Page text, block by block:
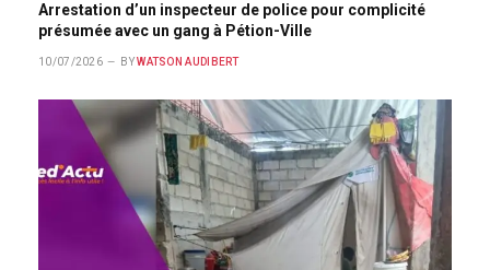
Arrestation d’un inspecteur de police pour complicité
présumée avec un gang à Pétion-Ville
10/07/2026 BY WATSON AUDIBERT